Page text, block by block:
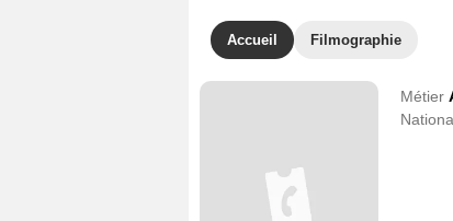
Accueil Filmographie
Métier